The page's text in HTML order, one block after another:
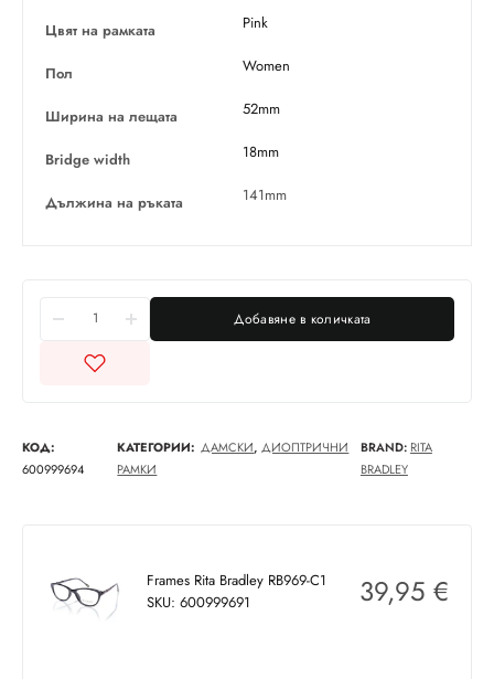
Цвят на рамката Pink
Пол Women
Ширина на лещата 52mm
Bridge width 18mm
Дължина на ръката 141mm
Добавяне в количката
КОД:
600999694
КАТЕГОРИИ: ДАМСКИ,ДИОПТРИЧНИ
РАМКИ
BRAND: RITA
BRADLEY
Frames Rita Bradley RB969-C1
SKU: 600999691
39,95 €